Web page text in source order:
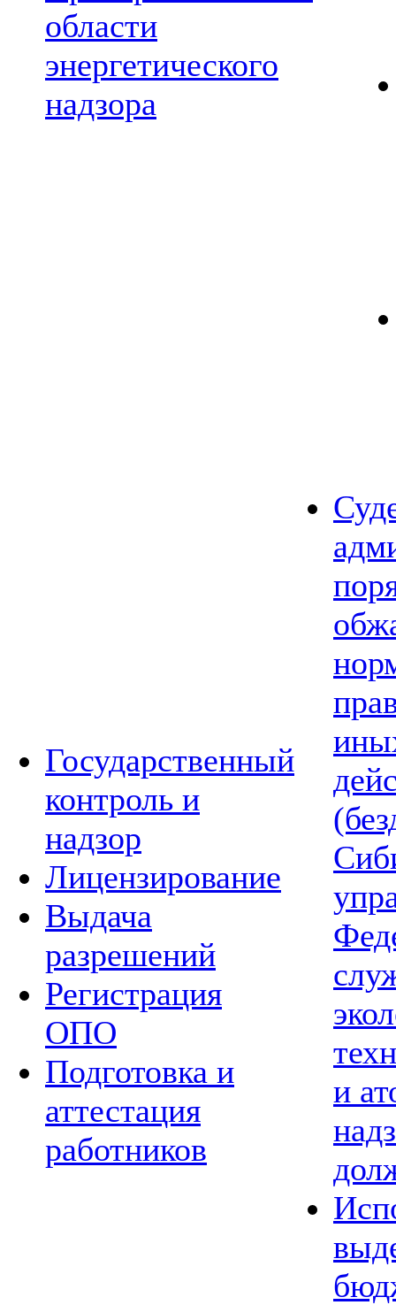
области
энергетического
надзора
Государственный
контроль и
надзор
Лицензирование
Выдача
разрешений
Регистрация
ОПО
Подготовка и
аттестация
работников
и